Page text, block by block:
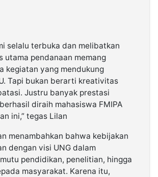
selalu terbuka dan melibatkan
utama pendanaan memang
kegiatan yang mendukung
Tapi bukan berarti kreativitas
Justru banyak prestasi
diraih mahasiswa FMIPA
ini,” tegas Lilan
menambahkan bahwa kebijakan
dengan visi UNG dalam
pendidikan, penelitian, hingga
masyarakat. Karena itu,